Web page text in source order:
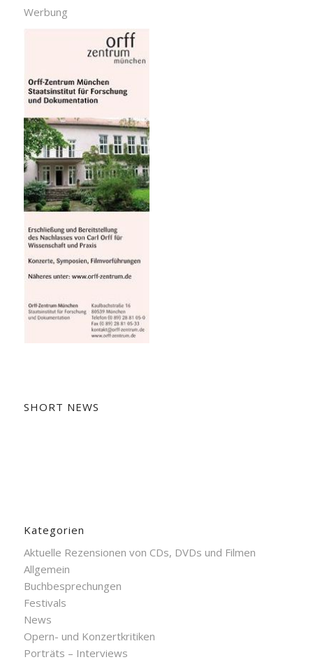
Werbung
SHORT NEWS
Kategorien
Aktuelle Rezensionen von CDs, DVDs und Filmen
Allgemein
Buchbesprechungen
Festivals
News
Opern- und Konzertkritiken
Porträts – Interviews